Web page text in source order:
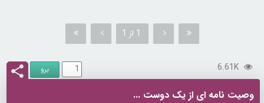
1 از 1
6.61K
وصیت نامه ای از یک دوست ...